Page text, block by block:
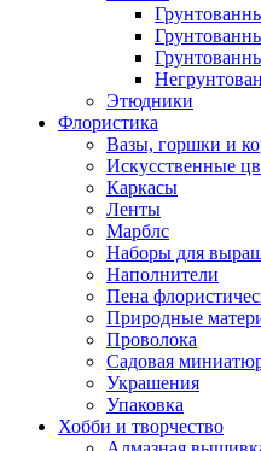
Этюдники
Флористика
Вазы, горшки и
Искусственные
Каркасы
Ленты
Марблс
Наборы для
Наполнители
Пена
Природные
Проволока
Садовая
Украшения
Упаковка
Хобби и творчество